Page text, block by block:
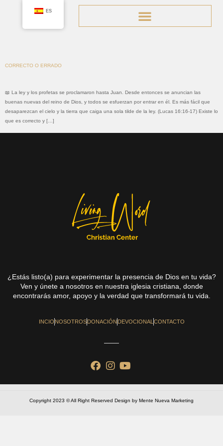
de 2026
CORRECTO O ERRADO
📖 La ley y los profetas se proclamaron hasta Juan. Desde entonces se anuncian las
buenas nuevas del reino de Dios, y todos se esfuerzan por entrar en él. Es más fácil que
desaparezcan el cielo y la tierra que caiga una sola tilde de la ley. (Lucas 16:16-17) Existe lo
que es correcto y […]
¿Estás listo(a) para experimentar la presencia de Dios en tu vida?
Ven y únete a nosotros en nuestra iglesia cristiana, donde
encontrarás amor, apoyo y la verdad que transformará tu vida.
INCIO NOSOTROS DONACIÓN DEVOCIONAL CONTACTO
Copyright 2023 © All Right Reserved Design by Mente Nueva Marketing
ES